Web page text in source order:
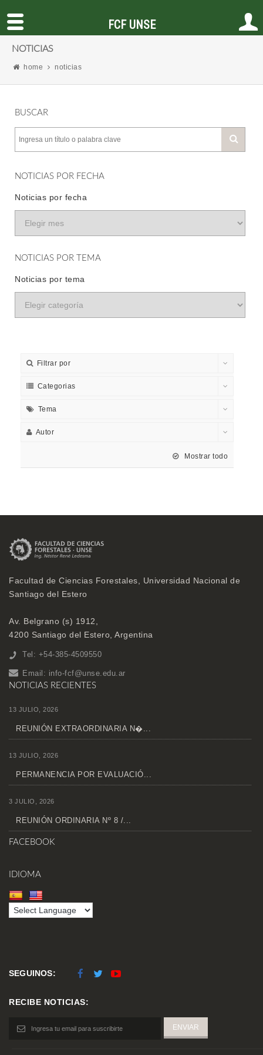
NOTICIAS
home noticias
BUSCAR
NOTICIAS POR FECHA
Noticias por fecha
NOTICIAS POR TEMA
Noticias por tema
Filtrar por
Categorias
Tema
Autor
Mostrar todo
Facultad de Ciencias Forestales, Universidad Nacional de
Santiago del Estero
Av. Belgrano (s) 1912,
4200 Santiago del Estero, Argentina
Tel: +54-385-4509550
Email: info-fcf@unse.edu.ar
NOTICIAS RECIENTES
13 JULIO, 2026
REUNIÓN EXTRAORDINARIA N�...
13 JULIO, 2026
PERMANENCIA POR EVALUACIÓ...
3 JULIO, 2026
REUNIÓN ORDINARIA Nº 8 /...
FACEBOOK
IDIOMA
SEGUINOS:
RECIBE NOTICIAS:
FCF UNSE